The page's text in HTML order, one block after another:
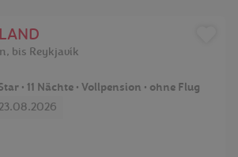
bis Reykjavík
• 11 Nächte • Vollpension • ohne Flug